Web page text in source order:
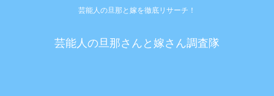
芸能人の旦那と嫁を徹底リサーチ！
芸能人の旦那さんと嫁さん調査隊